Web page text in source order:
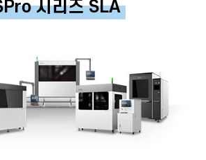
시리즈 SLA